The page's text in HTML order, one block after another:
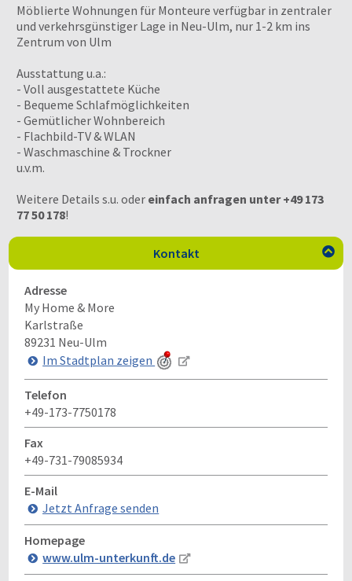
Möblierte Wohnungen für Monteure verfügbar in zentraler
und verkehrsgünstiger Lage in Neu-Ulm, nur 1-2 km ins
Zentrum von Ulm
Ausstattung u.a.:
- Voll ausgestattete Küche
- Bequeme Schlafmöglichkeiten
- Gemütlicher Wohnbereich
- Flachbild-TV & WLAN
- Waschmaschine & Trockner
u.v.m.
Weitere Details s.u. oder einfach anfragen unter +49 173
77 50 178!
Kontakt 
Adresse
My Home & More
Karlstraße
89231 Neu-Ulm
Im Stadtplan zeigen
Telefon
+49-173-7750178
Fax
+49-731-79085934
E-Mail
Jetzt Anfrage senden
Homepage
www.ulm-unterkunft.de